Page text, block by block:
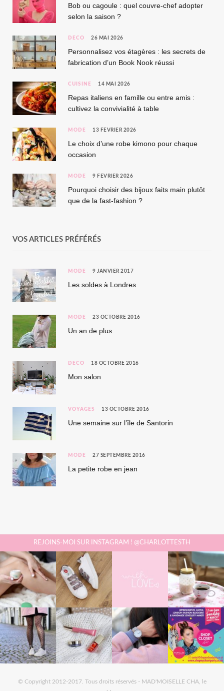
Bob ou cagoule : quel couvre-chef adopter
selon la saison ?
DÉCO 26 MAI 2026
Personnalisez vos étagères : les secrets de
fabrication d’un Book Nook réussi
CUISINE 14 MAI 2026
Repas italiens en famille ou entre amis :
cultivez la convivialité à table
MODE 13 FÉVRIER 2026
Le choix d’une robe kimono pour chaque
occasion
MODE 9 FÉVRIER 2026
Pourquoi choisir des bijoux faits main plutôt
que de la fast-fashion ?
VOS ARTICLES PRÉFÉRÉS
MODE 9 JANVIER 2017
Les soldes à Londres
MODE 23 OCTOBRE 2016
Un an de plus
DÉCO 18 OCTOBRE 2016
Mon salon
VOYAGES 13 OCTOBRE 2016
Une semaine sur l’île de Santorin
MODE 27 SEPTEMBRE 2016
La petite robe en jean
REJOINS-MOI SUR INSTAGRAM ! @CHARLOTTESTH
© Copyright 2012-2017. Tous droits réservés - MAD'MOISELLE CHA, le